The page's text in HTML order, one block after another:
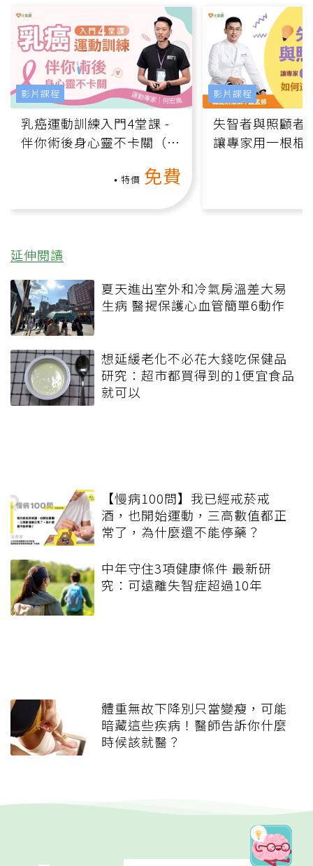
乳癌運動訓練入門4堂課 -
伴你術後身心靈不卡關（線
特價 免費
影片課程
失智者與照顧者
讓專家用一根棍
影片課程
延伸閱讀
夏天進出室外和冷氣房溫差大易
生病 醫揭保護心血管簡單6動作
想延緩老化不必花大錢吃保健品
研究：超市都買得到的1便宜食品
就可以
【慢病100問】我已經戒菸戒
酒，也開始運動，三高數值都正
常了，為什麼還不能停藥？
中年守住3項健康條件 最新研
究：可遠離失智症超過10年
體重無故下降別只當變瘦，可能
暗藏這些疾病！醫師告訴你什麼
時候該就醫？